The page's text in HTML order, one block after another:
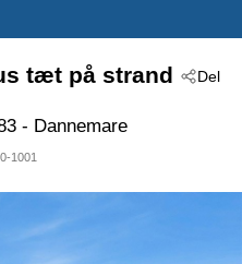
Del
tæt på strand
- Dannemare
1001